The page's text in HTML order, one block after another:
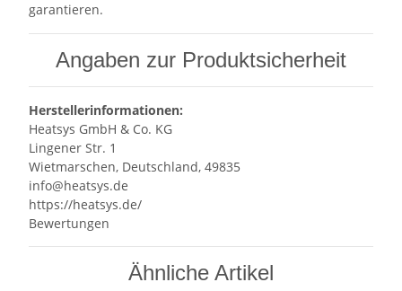
garantieren.
Angaben zur Produktsicherheit
Herstellerinformationen:
Heatsys GmbH & Co. KG
Lingener Str. 1
Wietmarschen, Deutschland, 49835
info@heatsys.de
https://heatsys.de/
Bewertungen
Ähnliche Artikel